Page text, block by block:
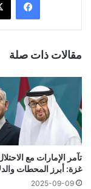
مقالات ذات صلة
تآمر الإمارات مع
غزة: أبرز المحطات
2025-09-09